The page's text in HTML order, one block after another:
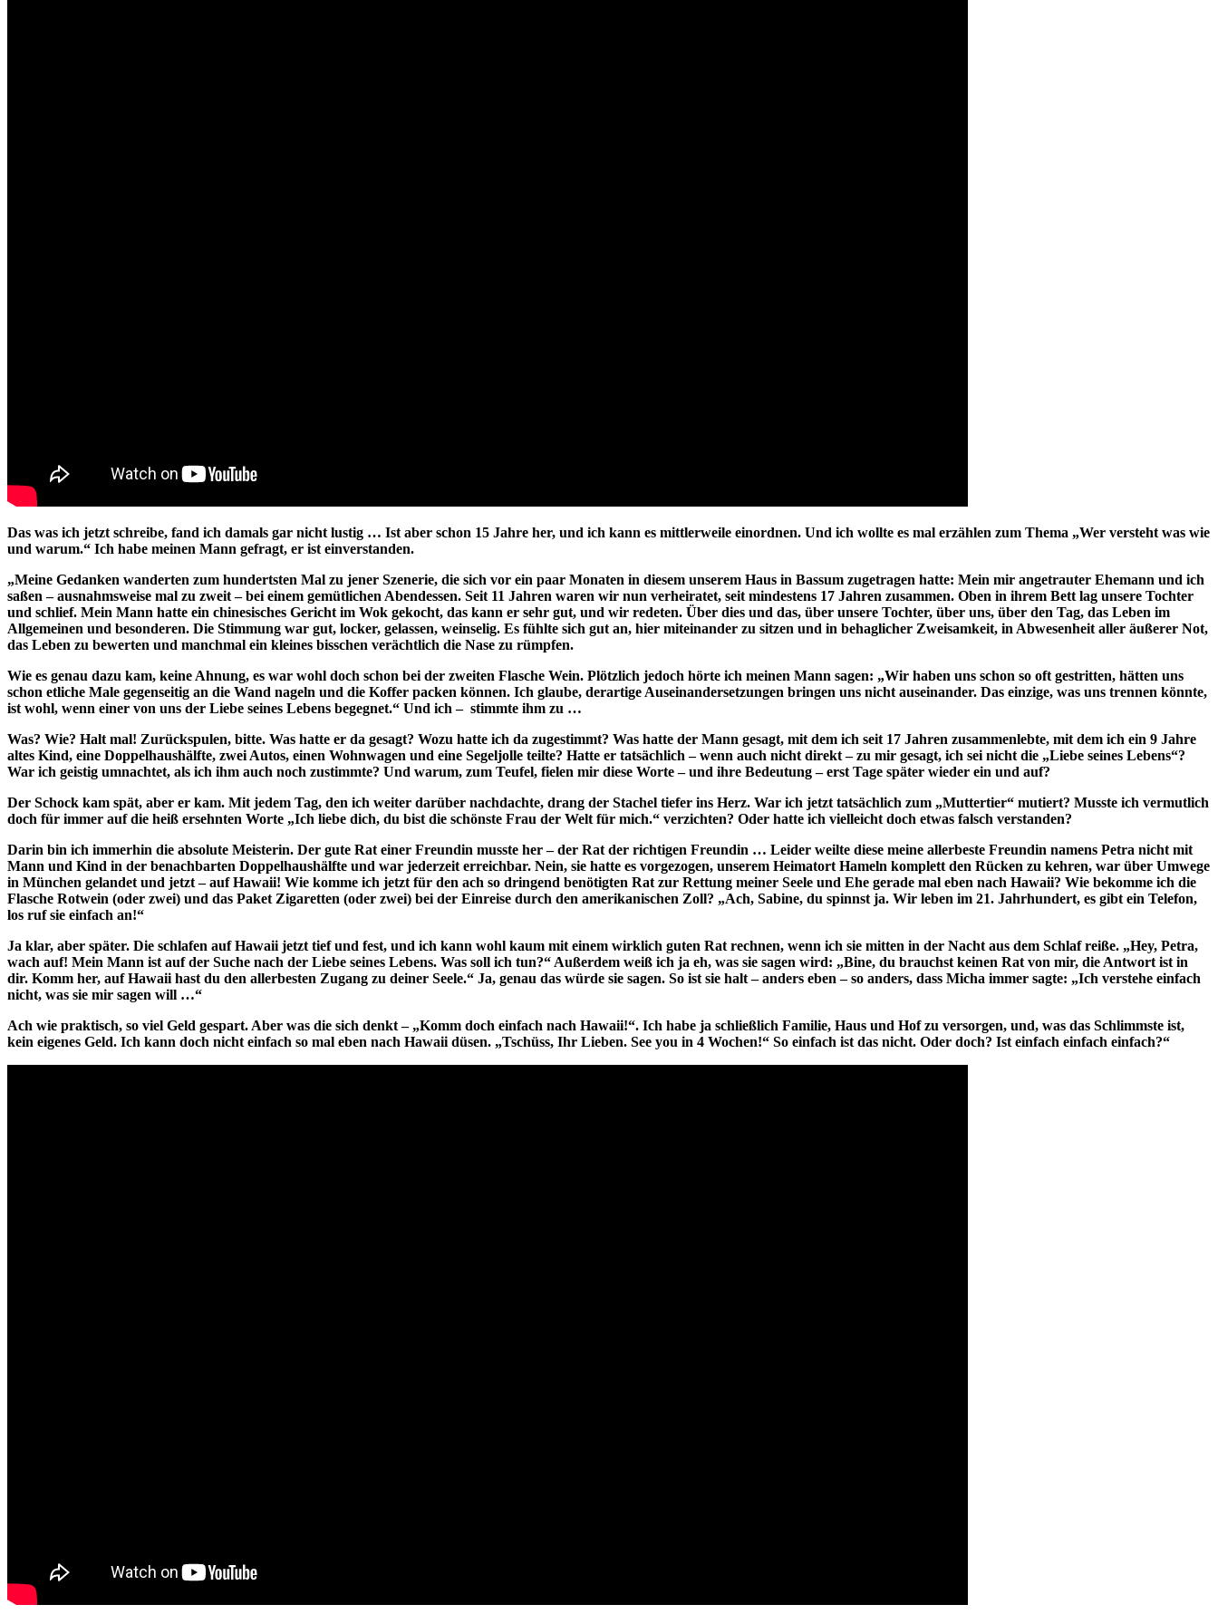
Das was ich jetzt schreibe, fand ich damals gar nicht lustig … Ist aber schon 15 Jahre her, und ich kann es mittlerweile einordnen. Und ich wollte es mal erzählen zum Thema „Wer versteht was wie
und warum.“ Ich habe meinen Mann gefragt, er ist einverstanden.
„Meine Gedanken wanderten zum hundertsten Mal zu jener Szenerie, die sich vor ein paar Monaten in diesem unserem Haus in Bassum zugetragen hatte: Mein mir angetrauter Ehemann und ich
saßen – ausnahmsweise mal zu zweit – bei einem gemütlichen Abendessen. Seit 11 Jahren waren wir nun verheiratet, seit mindestens 17 Jahren zusammen. Oben in ihrem Bett lag unsere Tochter
und schlief. Mein Mann hatte ein chinesisches Gericht im Wok gekocht, das kann er sehr gut, und wir redeten. Über dies und das, über unsere Tochter, über uns, über den Tag, das Leben im
Allgemeinen und besonderen. Die Stimmung war gut, locker, gelassen, weinselig. Es fühlte sich gut an, hier miteinander zu sitzen und in behaglicher Zweisamkeit, in Abwesenheit aller äußerer Not,
das Leben zu bewerten und manchmal ein kleines bisschen verächtlich die Nase zu rümpfen.
Wie es genau dazu kam, keine Ahnung, es war wohl doch schon bei der zweiten Flasche Wein. Plötzlich jedoch hörte ich meinen Mann sagen: „Wir haben uns schon so oft gestritten, hätten uns
schon etliche Male gegenseitig an die Wand nageln und die Koffer packen können. Ich glaube, derartige Auseinandersetzungen bringen uns nicht auseinander. Das einzige, was uns trennen könnte,
ist wohl, wenn einer von uns der Liebe seines Lebens begegnet.“ Und ich – stimmte ihm zu …
Was? Wie? Halt mal! Zurückspulen, bitte. Was hatte er da gesagt? Wozu hatte ich da zugestimmt? Was hatte der Mann gesagt, mit dem ich seit 17 Jahren zusammenlebte, mit dem ich ein 9 Jahre
altes Kind, eine Doppelhaushälfte, zwei Autos, einen Wohnwagen und eine Segeljolle teilte? Hatte er tatsächlich – wenn auch nicht direkt – zu mir gesagt, ich sei nicht die „Liebe seines Lebens“?
War ich geistig umnachtet, als ich ihm auch noch zustimmte? Und warum, zum Teufel, fielen mir diese Worte – und ihre Bedeutung – erst Tage später wieder ein und auf?
Der Schock kam spät, aber er kam. Mit jedem Tag, den ich weiter darüber nachdachte, drang der Stachel tiefer ins Herz. War ich jetzt tatsächlich zum „Muttertier“ mutiert? Musste ich vermutlich
doch für immer auf die heiß ersehnten Worte „Ich liebe dich, du bist die schönste Frau der Welt für mich.“ verzichten? Oder hatte ich vielleicht doch etwas falsch verstanden?
Darin bin ich immerhin die absolute Meisterin. Der gute Rat einer Freundin musste her – der Rat der richtigen Freundin … Leider weilte diese meine allerbeste Freundin namens Petra nicht mit
Mann und Kind in der benachbarten Doppelhaushälfte und war jederzeit erreichbar. Nein, sie hatte es vorgezogen, unserem Heimatort Hameln komplett den Rücken zu kehren, war über Umwege
in München gelandet und jetzt – auf Hawaii! Wie komme ich jetzt für den ach so dringend benötigten Rat zur Rettung meiner Seele und Ehe gerade mal eben nach Hawaii? Wie bekomme ich die
Flasche Rotwein (oder zwei) und das Paket Zigaretten (oder zwei) bei der Einreise durch den amerikanischen Zoll? „Ach, Sabine, du spinnst ja. Wir leben im 21. Jahrhundert, es gibt ein Telefon,
los ruf sie einfach an!“
Ja klar, aber später. Die schlafen auf Hawaii jetzt tief und fest, und ich kann wohl kaum mit einem wirklich guten Rat rechnen, wenn ich sie mitten in der Nacht aus dem Schlaf reiße. „Hey, Petra,
wach auf! Mein Mann ist auf der Suche nach der Liebe seines Lebens. Was soll ich tun?“ Außerdem weiß ich ja eh, was sie sagen wird: „Bine, du brauchst keinen Rat von mir, die Antwort ist in
dir. Komm her, auf Hawaii hast du den allerbesten Zugang zu deiner Seele.“ Ja, genau das würde sie sagen. So ist sie halt – anders eben – so anders, dass Micha immer sagte: „Ich verstehe einfach
nicht, was sie mir sagen will …“
Ach wie praktisch, so viel Geld gespart. Aber was die sich denkt – „Komm doch einfach nach Hawaii!“. Ich habe ja schließlich Familie, Haus und Hof zu versorgen, und, was das Schlimmste ist,
kein eigenes Geld. Ich kann doch nicht einfach so mal eben nach Hawaii düsen. „Tschüss, Ihr Lieben. See you in 4 Wochen!“ So einfach ist das nicht. Oder doch? Ist einfach einfach einfach?“